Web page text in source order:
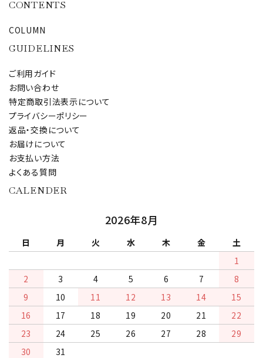
CONTENTS
COLUMN
GUIDELINES
ご利用ガイド
お問い合わせ
特定商取引法表示について
プライバシーポリシー
返品・交換について
お届けについて
お支払い方法
よくある質問
CALENDER
2026年8月
日 月 火 水 木 金
土
1
2
3 4 5 6 7
8
9
10 11 12 13 14
15
16
17 18 19 20 21
22
23
24 25 26 27 28
29
30
31